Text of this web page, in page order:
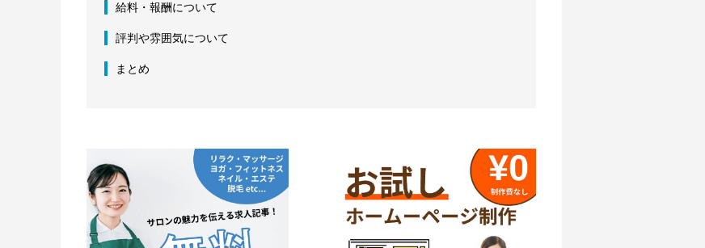
給料・報酬について
評判や雰囲気について
まとめ